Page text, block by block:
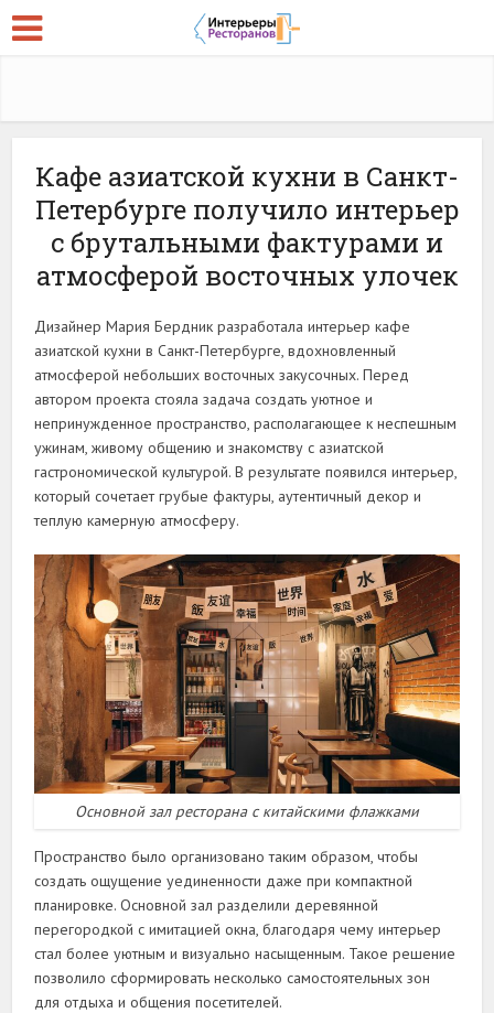
Кафе азиатской кухни в Санкт-
Петербурге получило интерьер
с брутальными фактурами и
атмосферой восточных улочек
Дизайнер Мария Бердник разработала интерьер кафе
азиатской кухни в Санкт-Петербурге, вдохновленный
атмосферой небольших восточных закусочных. Перед
автором проекта стояла задача создать уютное и
непринужденное пространство, располагающее к неспешным
ужинам, живому общению и знакомству с азиатской
гастрономической культурой. В результате появился интерьер,
который сочетает грубые фактуры, аутентичный декор и
теплую камерную атмосферу.
Основной зал ресторана с китайскими флажками
Пространство было организовано таким образом, чтобы
создать ощущение уединенности даже при компактной
планировке. Основной зал разделили деревянной
перегородкой с имитацией окна, благодаря чему интерьер
стал более уютным и визуально насыщенным. Такое решение
позволило сформировать несколько самостоятельных зон
для отдыха и общения посетителей.